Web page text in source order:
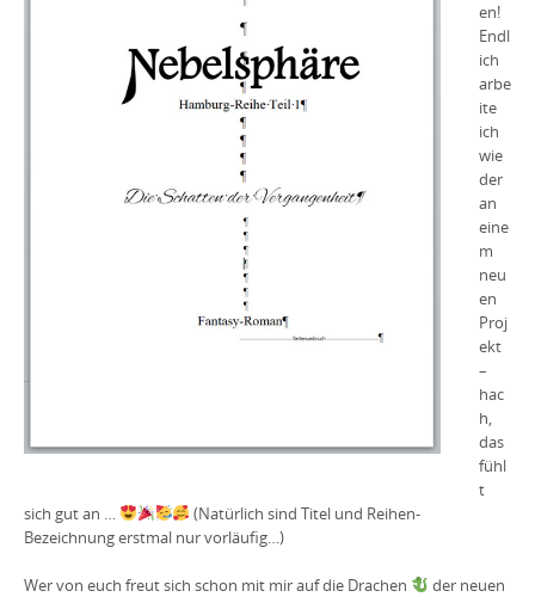
en!
Endl
ich
arbe
ite
ich
wie
der
an
eine
m
neu
en
Proj
ekt
–
hac
h,
das
fühl
t
sich gut an …
(Natürlich sind Titel und Reihen-
Bezeichnung erstmal nur vorläufig…)
Wer von euch freut sich schon mit mir auf die Drachen
der neuen